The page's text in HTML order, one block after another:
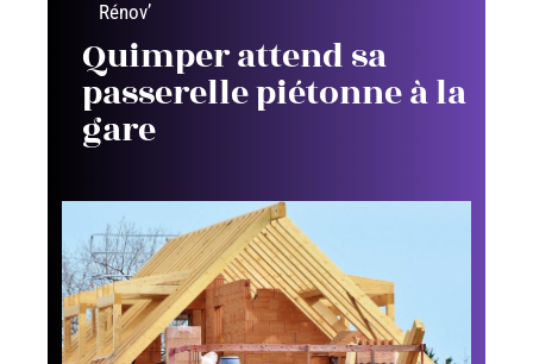
Rénov’
Quimper attend sa
passerelle piétonne à la
gare